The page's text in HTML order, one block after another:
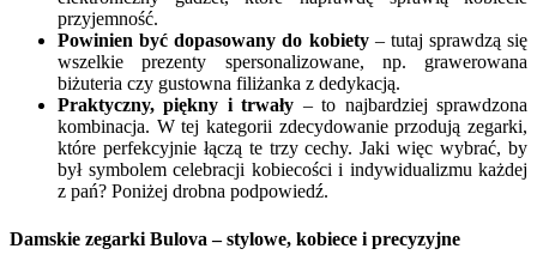
przyjemność.
Powinien być dopasowany do kobiety– tutaj sprawdzą się
wszelkie prezenty spersonalizowane, np. grawerowana
biżuteria czy gustowna filiżanka z dedykacją.
Praktyczny, piękny i trwały – to najbardziej sprawdzona
kombinacja. W tej kategorii zdecydowanie przodują zegarki,
które perfekcyjnie łączą te trzy cechy. Jaki więc wybrać, by
był symbolem celebracji kobiecości i indywidualizmu każdej
z pań? Poniżej drobna podpowiedź.
Damskie zegarki Bulova – stylowe, kobiece i precyzyjne